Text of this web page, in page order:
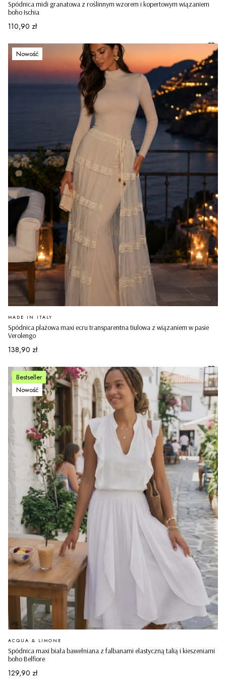
Spódnica midi granatowa z roślinnym wzorem i kopertowym wiązaniem
boho Ischia
Cena
110,90 zł
Nowość
Spódnica plażowa maxi ecru transparentna tiulowa z wiązaniem w pasie
Verolengo
PRODUCENT
MADE IN ITALY
Cena
138,90 zł
Bestseller
Nowość
Spódnica maxi biała bawełniana z falbanami elastyczną talią i kieszeniami
boho Belfiore
PRODUCENT
ACQUA & LIMONE
Cena
129,90 zł